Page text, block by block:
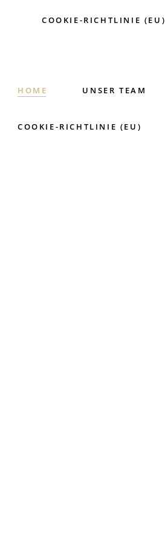
HOME UNSER TEAM
COOKIE-RICHTLINIE (EU)
COOKIE-RICHTLINIE (EU)